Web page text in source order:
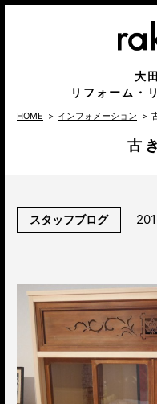
大
リフォーム・
HOME インフォメーション
古
スタッフブログ